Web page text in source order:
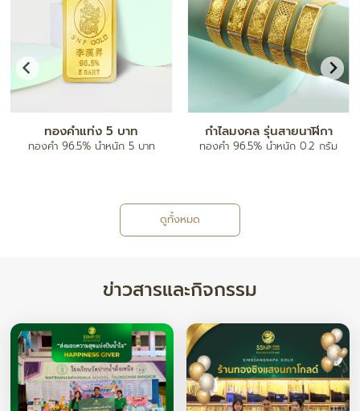
ทองคำแท่ง 5 บาท
ทองคำ 96.5% น้ำหนัก 5 บาท
กำไลมงคล รุ่นสายนาฬิกา
ทองคำ 96.5% น้ำหนัก 0.2 กรัม
ดูทั้งหมด
ข่าวสารและกิจกรรม